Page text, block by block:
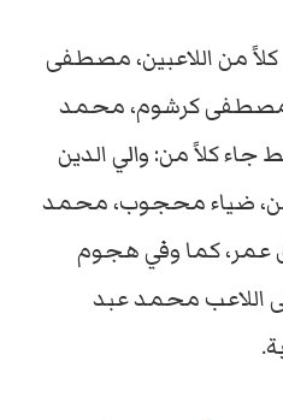
كلاً من اللاعبين، مصطفى
مصطفى كرشوم، محمد
كلاً من: والي الدين
ضياء محجوب، محمد
عمر، كما وفي هجوم
اللاعب محمد عبد